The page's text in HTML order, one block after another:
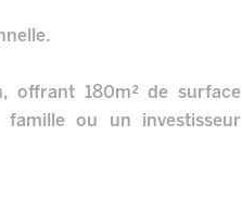
offrant 180m² de surface
ou un investisseur